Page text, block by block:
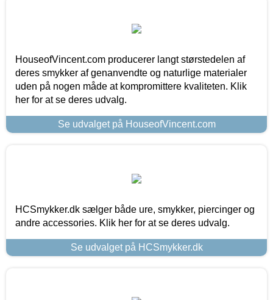
HouseofVincent.com producerer langt størstedelen af
deres smykker af genanvendte og naturlige materialer
uden på nogen måde at kompromittere kvaliteten. Klik
her for at se deres udvalg.
Se udvalget på HouseofVincent.com
HCSmykker.dk sælger både ure, smykker, piercinger og
andre accessories. Klik her for at se deres udvalg.
Se udvalget på HCSmykker.dk